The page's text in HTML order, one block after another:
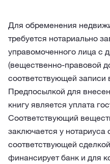
Для обременения
требуется нотариально
управомоченного лица с
(вещественно-правовой
соответствующей записи
Предпосылкой для
книгу является уплата
Соответствующий
заключается у нотариуса
соответствующей
финансирует банк и для